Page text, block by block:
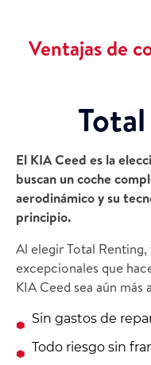
Ventajas de
El KIA Ceed es la
buscan un coche
aerodinámico y su
principio.
Al elegir Total
excepcionales que
KIA Ceed sea aún más
Sin gastos de
Todo riesgo sin